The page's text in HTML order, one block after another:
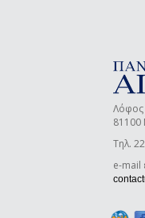
Λόφος
81100
Τηλ.
e-mail